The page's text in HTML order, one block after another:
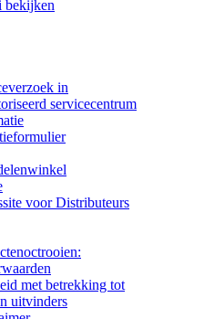
bekijken
in
servicecentrum
voor Distributeurs
met betrekking tot
uitvinders